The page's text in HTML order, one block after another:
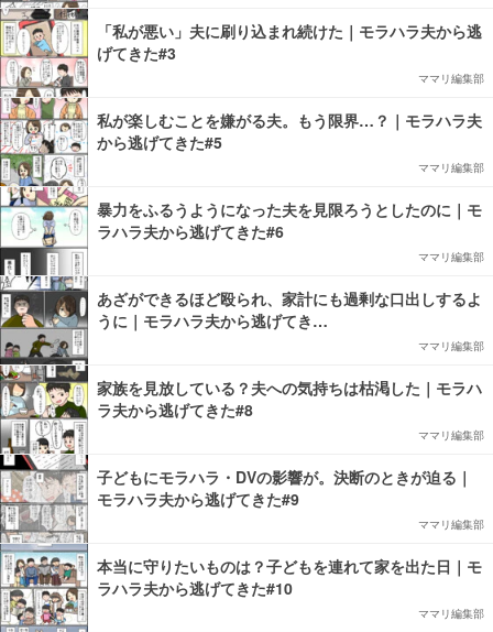
「私が悪い」夫に刷り込まれ続けた｜モラハラ夫から逃
げてきた#3
ママリ編集部
私が楽しむことを嫌がる夫。もう限界…？｜モラハラ夫
から逃げてきた#5
ママリ編集部
暴力をふるうようになった夫を見限ろうとしたのに｜モ
ラハラ夫から逃げてきた#6
ママリ編集部
あざができるほど殴られ、家計にも過剰な口出しするよ
うに｜モラハラ夫から逃げてき…
ママリ編集部
家族を見放している？夫への気持ちは枯渇した｜モラハ
ラ夫から逃げてきた#8
ママリ編集部
子どもにモラハラ・DVの影響が。決断のときが迫る｜
モラハラ夫から逃げてきた#9
ママリ編集部
本当に守りたいものは？子どもを連れて家を出た日｜モ
ラハラ夫から逃げてきた#10
ママリ編集部